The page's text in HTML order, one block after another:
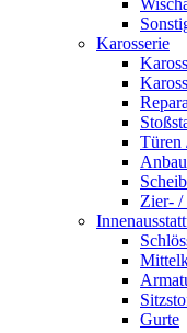
Karosserie
Türen
Zier- /
Gurte